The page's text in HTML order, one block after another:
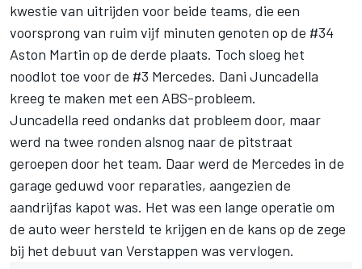
kwestie van uitrijden voor beide teams, die een
voorsprong van ruim vijf minuten genoten op de #34
Aston Martin op de derde plaats. Toch sloeg het
noodlot toe voor de #3 Mercedes. Dani Juncadella
kreeg te maken met een ABS-probleem.
Juncadella reed ondanks dat probleem door, maar
werd na twee ronden alsnog naar de pitstraat
geroepen door het team. Daar werd de Mercedes in de
garage geduwd voor reparaties, aangezien de
aandrijfas kapot was. Het was een lange operatie om
de auto weer hersteld te krijgen en de kans op de zege
bij het debuut van Verstappen was vervlogen.